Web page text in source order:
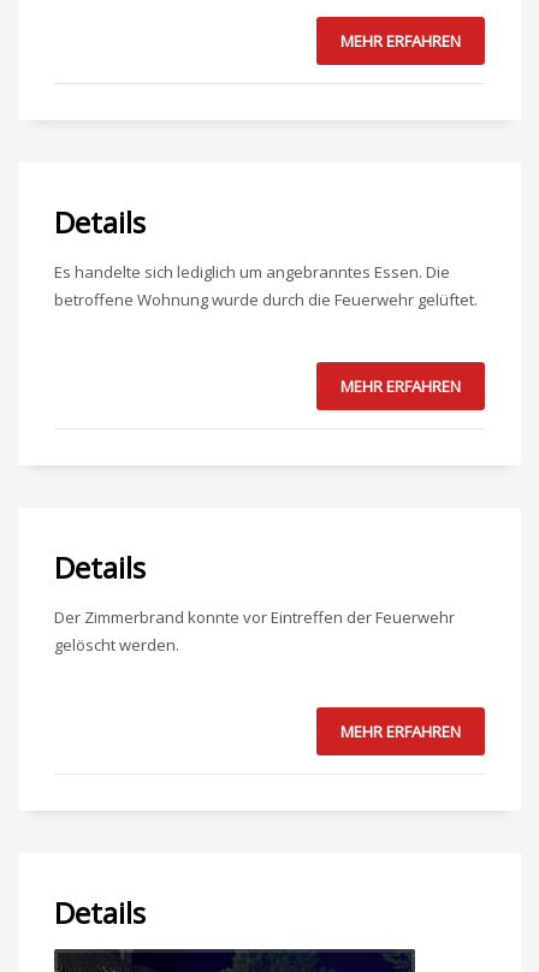
MEHR ERFAHREN
Details
Es handelte sich lediglich um angebranntes Essen. Die
betroffene Wohnung wurde durch die Feuerwehr gelüftet.
MEHR ERFAHREN
Details
Der Zimmerbrand konnte vor Eintreffen der Feuerwehr
gelöscht werden.
MEHR ERFAHREN
Details